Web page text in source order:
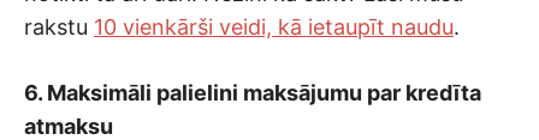
rakstu 10 vienkārši veidi, kā ietaupīt naudu.
6. Maksimāli palielini maksājumu par kredīta
atmaksu